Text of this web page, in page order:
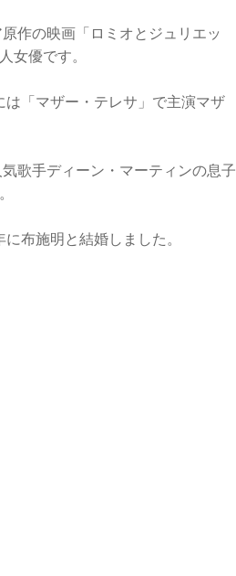
作の映画「ロミオとジュリエッ
女優です。
「マザー・テレサ」で主演マザ
歌手ディーン・マーティンの息子
布施明と結婚しました。